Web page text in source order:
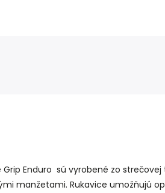
Grip Enduro sú vyrobené zo strečovej
manžetami. Rukavice umožňujú